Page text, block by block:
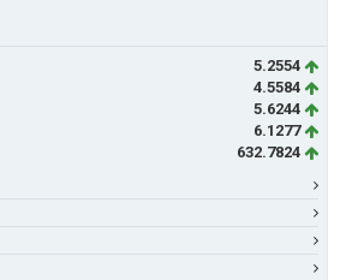
5.2554
4.5584
5.6244
6.1277
632.7824